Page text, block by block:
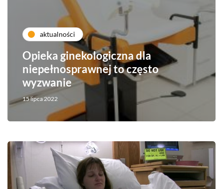
aktualności
Opieka ginekologiczna dla
niepełnosprawnej to często
wyzwanie
15 lipca 2022